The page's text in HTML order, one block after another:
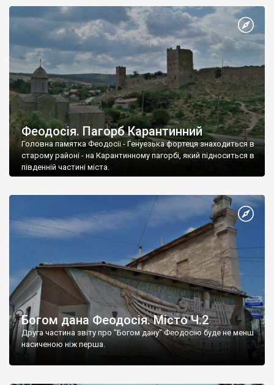
Феодосія. Пагорб Карантинний
Головна памятка Феодосії - Генуезька фортеця знаходиться в
старому районі - на Карантинному пагорбі, який підноситься в
південній частині міста.
Богом дана Феодосія. Місто Ч.2
Друга частина звіту про "Богом дану" Феодосію буде не менш
насиченою ніж перша.